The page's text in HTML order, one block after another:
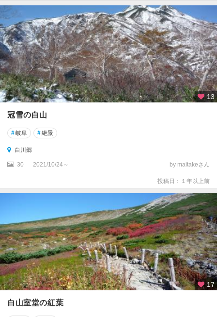
温
泉
・
新
平
湯
温
泉
湯
泉
高
飛
騨
高
山
・
古
13
冠雪の白山
#岐阜 #絶景
白川郷
30 2021/10/24～ by maitakeさん
投稿日：１年以上前
17
白山室堂の紅葉